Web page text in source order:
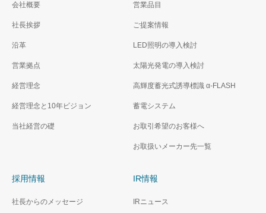
会社概要
社長挨拶
沿革
営業拠点
経営理念
経営理念と10年ビジョン
当社経営の礎
営業品目
ご提案情報
LED照明の導入検討
太陽光発電の導入検討
高輝度蓄光式誘導標識 α‐FLASH
蓄電システム
お取引希望のお客様へ
お取扱いメーカー先一覧
採用情報
社長からのメッセージ
IR情報
IRニュース